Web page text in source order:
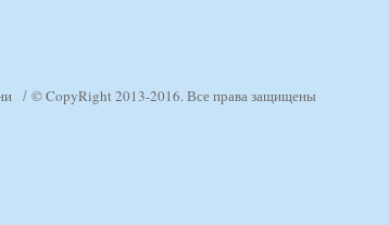
© CopyRight 2013-2016. Все права защищены